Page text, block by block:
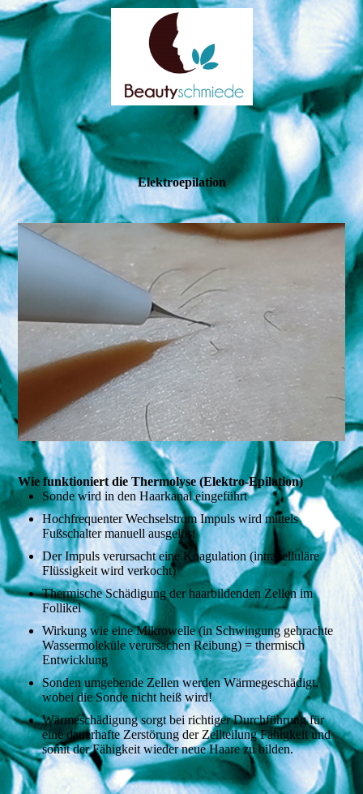
Elektro­epilation
Wie funktioniert die Thermolyse (Elektro-Epilation)
Sonde wird in den Haarkanal eingeführt
Hochfrequenter Wechselstrom Impuls wird mittels
Fußschalter manuell ausgelöst
Der Impuls verursacht eine Koagulation (intrazelluläre
Flüssigkeit wird verkocht)
Thermische Schädigung der haarbildenden Zellen im
Follikel
Wirkung wie eine Mikrowelle (in Schwingung gebrachte
Wassermoleküle verursachen Reibung) = thermisch
Entwicklung
Sonden umgebende Zellen werden Wärmegeschädigt,
wobei die Sonde nicht heiß wird!
Wärmeschädigung sorgt bei richtiger Durchführung für
eine dauerhafte Zerstörung der Zellteilung Fähigkeit und
somit der Fähigkeit wieder neue Haare zu bilden.